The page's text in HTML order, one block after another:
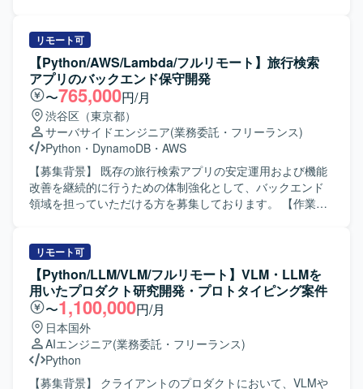
想定しております。クラウドインフラ上での開発・運用を
前提とした構成を予定しております。
化を行っていただきます。 ・プロダクト内および社内への
AI導入を行っていただきます。 【開発環境】 ・開発言語：
Python、Typescript ・機械学習・統計モデリング：scikit-
learn、LightGBM、pandas、numpy etc. ・クラウドプラッ
トフォーム：Google Cloud Platform ・分析基盤：BigQuery
・アプリケーション：Next.js、FastAPI ・構成管理ツー
ル：Terraform、Cloud Build ・データモデリング：
Dataform ・データビジュアライゼーション：
Metabase/Redash ・その他：Docker、GitHub、Slack、
Github Copilot etc.
リモート可
【Python/AWS/Lambda/フルリモート】旅行検索
アプリのバックエンド保守開発
〜765,000円/月
渋谷区（東京都）
サーバサイドエンジニア(業務委託・フリーランス)
Python ・ DynamoDB ・ AWS
【募集背景】 既存の旅行検索アプリの安定運用および機能
改善を継続的に行うための体制強化として、バックエンド
領域を担っていただける方を募集しております。 【作業内
加し、要件や仕様の確認を行いながら、AWS Lambdaや
Pythonを用いて機能追加や修正を実施していただきます。
また、仕様調整の打ち合わせに参加し、要件を踏まえた設
計や実装方針の検討にも関わっていただきます。 【求める
人物像】 クライアントとのコミュニケーションを取りなが
ら主体的に開発を進められる方を求めております。要件や
仕様を正確に理解し、自ら課題を抽出して改善提案ができ
る方、チーム開発において協調性を持って取り組める方に
ご活躍いただける環境です。 【ポジションの魅力】 既存サ
リモート可
【Python/LLM/VLM/フルリモート】VLM・LLMを
用いたプロダクト研究開発・プロトタイピング案件
〜1,100,000円/月
日本国外
AIエンジニア(業務委託・フリーランス)
Python
【募集背景】 クライアントのプロダクトにおいて、VLMや